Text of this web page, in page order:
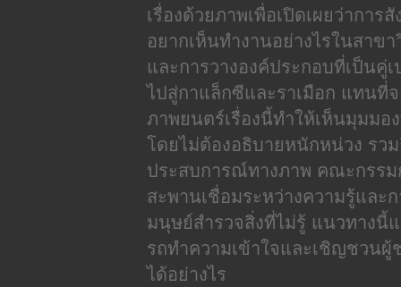
เรื่องด้วยภาพเพื่อเปิดเผยว่ากา
อยากเห็นทํางานอย่างไรในสาข
และการวางองค์ประกอบที่เป็น
ไปสู่กาแล็กซีและราเมือก แทนที่
ภาพยนตร์เรื่องนี้ทําให้เห็นมุมม
โดยไม่ต้องอธิบายหนักหน่วง รว
ประสบการณ์ทางภาพ คณะกรร
สะพานเชื่อมระหว่างความรู้แล
มนุษย์สำรวจสิ่งที่ไม่รู้ แนวทางนี้
รถทําความเข้าใจและเชิญชวน
ได้อย่างไร